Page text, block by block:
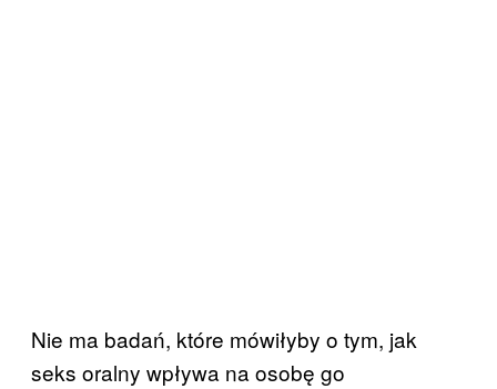
Nie ma badań, które mówiłyby o tym, jak
seks oralny wpływa na osobę go